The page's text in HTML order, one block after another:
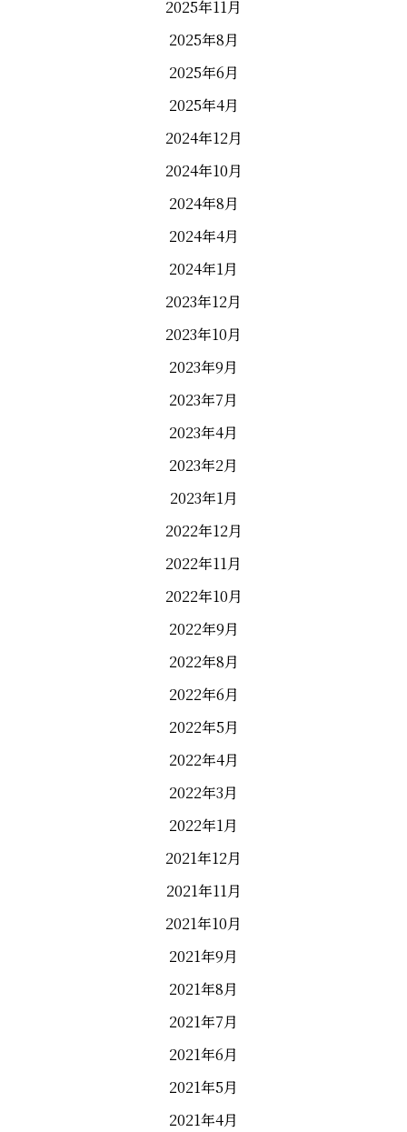
2025年11月
2025年8月
2025年6月
2025年4月
2024年12月
2024年10月
2024年8月
2024年4月
2024年1月
2023年12月
2023年10月
2023年9月
2023年7月
2023年4月
2023年2月
2023年1月
2022年12月
2022年11月
2022年10月
2022年9月
2022年8月
2022年6月
2022年5月
2022年4月
2022年3月
2022年1月
2021年12月
2021年11月
2021年10月
2021年9月
2021年8月
2021年7月
2021年6月
2021年5月
2021年4月